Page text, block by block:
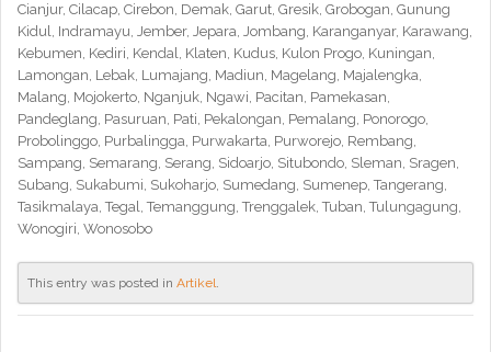
Cianjur, Cilacap, Cirebon, Demak, Garut, Gresik, Grobogan, Gunung
Kidul, Indramayu, Jember, Jepara, Jombang, Karanganyar, Karawang,
Kebumen, Kediri, Kendal, Klaten, Kudus, Kulon Progo, Kuningan,
Lamongan, Lebak, Lumajang, Madiun, Magelang, Majalengka,
Malang, Mojokerto, Nganjuk, Ngawi, Pacitan, Pamekasan,
Pandeglang, Pasuruan, Pati, Pekalongan, Pemalang, Ponorogo,
Probolinggo, Purbalingga, Purwakarta, Purworejo, Rembang,
Sampang, Semarang, Serang, Sidoarjo, Situbondo, Sleman, Sragen,
Subang, Sukabumi, Sukoharjo, Sumedang, Sumenep, Tangerang,
Tasikmalaya, Tegal, Temanggung, Trenggalek, Tuban, Tulungagung,
Wonogiri, Wonosobo
This entry was posted in Artikel.